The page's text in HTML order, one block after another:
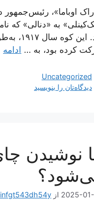
اوباما»،
به «دنالی» که
بود.
کرده بود، به … ادامه
دسته‌ها
Uncategorized
دیدگاه‌تان را بنویسید
نوشیدن
2025- از